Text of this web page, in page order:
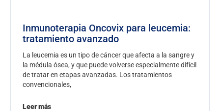
Inmunoterapia Oncovix para leucemia:
tratamiento avanzado
La leucemia es un tipo de cáncer que afecta a la sangre y
la médula ósea, y que puede volverse especialmente difícil
de tratar en etapas avanzadas. Los tratamientos
convencionales,
Leer más